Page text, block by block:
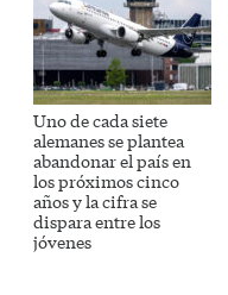
Uno de cada siete
alemanes se plantea
abandonar el país en
los próximos cinco
años y la cifra se
dispara entre los
jóvenes